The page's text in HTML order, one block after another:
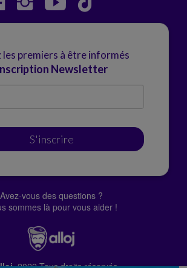
les premiers à être informés
Newsletter
S'inscrire
Avez-vous des questions ?
sommes là pour vous aider !